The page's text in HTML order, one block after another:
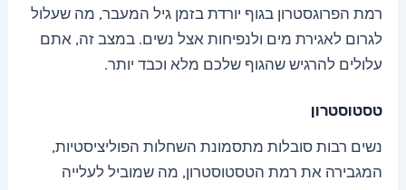
רמת הפרוגסטרון בגוף יורדת בזמן גיל המעבר, מה שעלול
לגרום לאגירת מים ולנפיחות אצל נשים. במצב זה, אתם
עלולים להרגיש שהגוף שלכם מלא וכבד יותר.
טסטוסטרון
נשים רבות סובלות מתסמונת השחלות הפוליציסטיות,
המגבירה את רמת הטסטוסטרון, מה שמוביל לעלייה